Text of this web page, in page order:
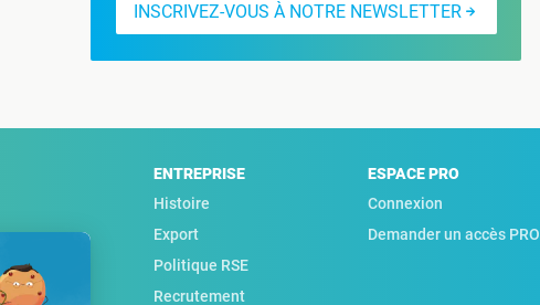
INSCRIVEZ-VOUS À NOTRE NEWSLETTER
ENTREPRISE
Histoire
Export
Politique RSE
Recrutement
ESPACE PRO
Connexion
Demander un accès PRO